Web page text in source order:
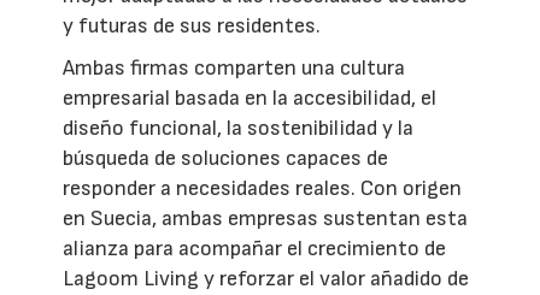
y futuras de sus residentes.
Ambas firmas comparten una cultura
empresarial basada en la accesibilidad, el
diseño funcional, la sostenibilidad y la
búsqueda de soluciones capaces de
responder a necesidades reales. Con origen
en Suecia, ambas empresas sustentan esta
alianza para acompañar el crecimiento de
Lagoom Living y reforzar el valor añadido de